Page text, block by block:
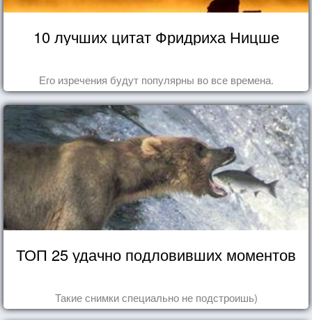
10 лучших цитат Фридриха Ницше
Его изречения будут популярны во все времена.
ТОП 25 удачно подловивших моментов
Такие снимки специально не подстроишь)